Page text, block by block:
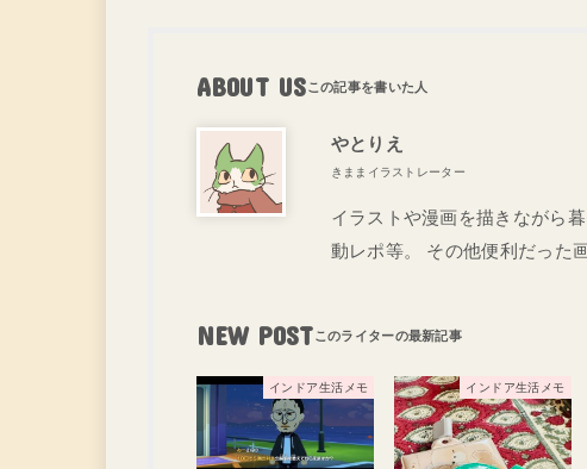
ABOUT US
やとりえ
きままイラストレーター
イラストや漫画を描きながら
動レポ等。 その他便利だった
NEW POST
インドア生活メモ インドア生活メモ